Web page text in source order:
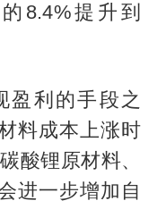
8.4%提升到
盈利的手段之
料成本上涨时
酸锂原材料、
进一步增加自